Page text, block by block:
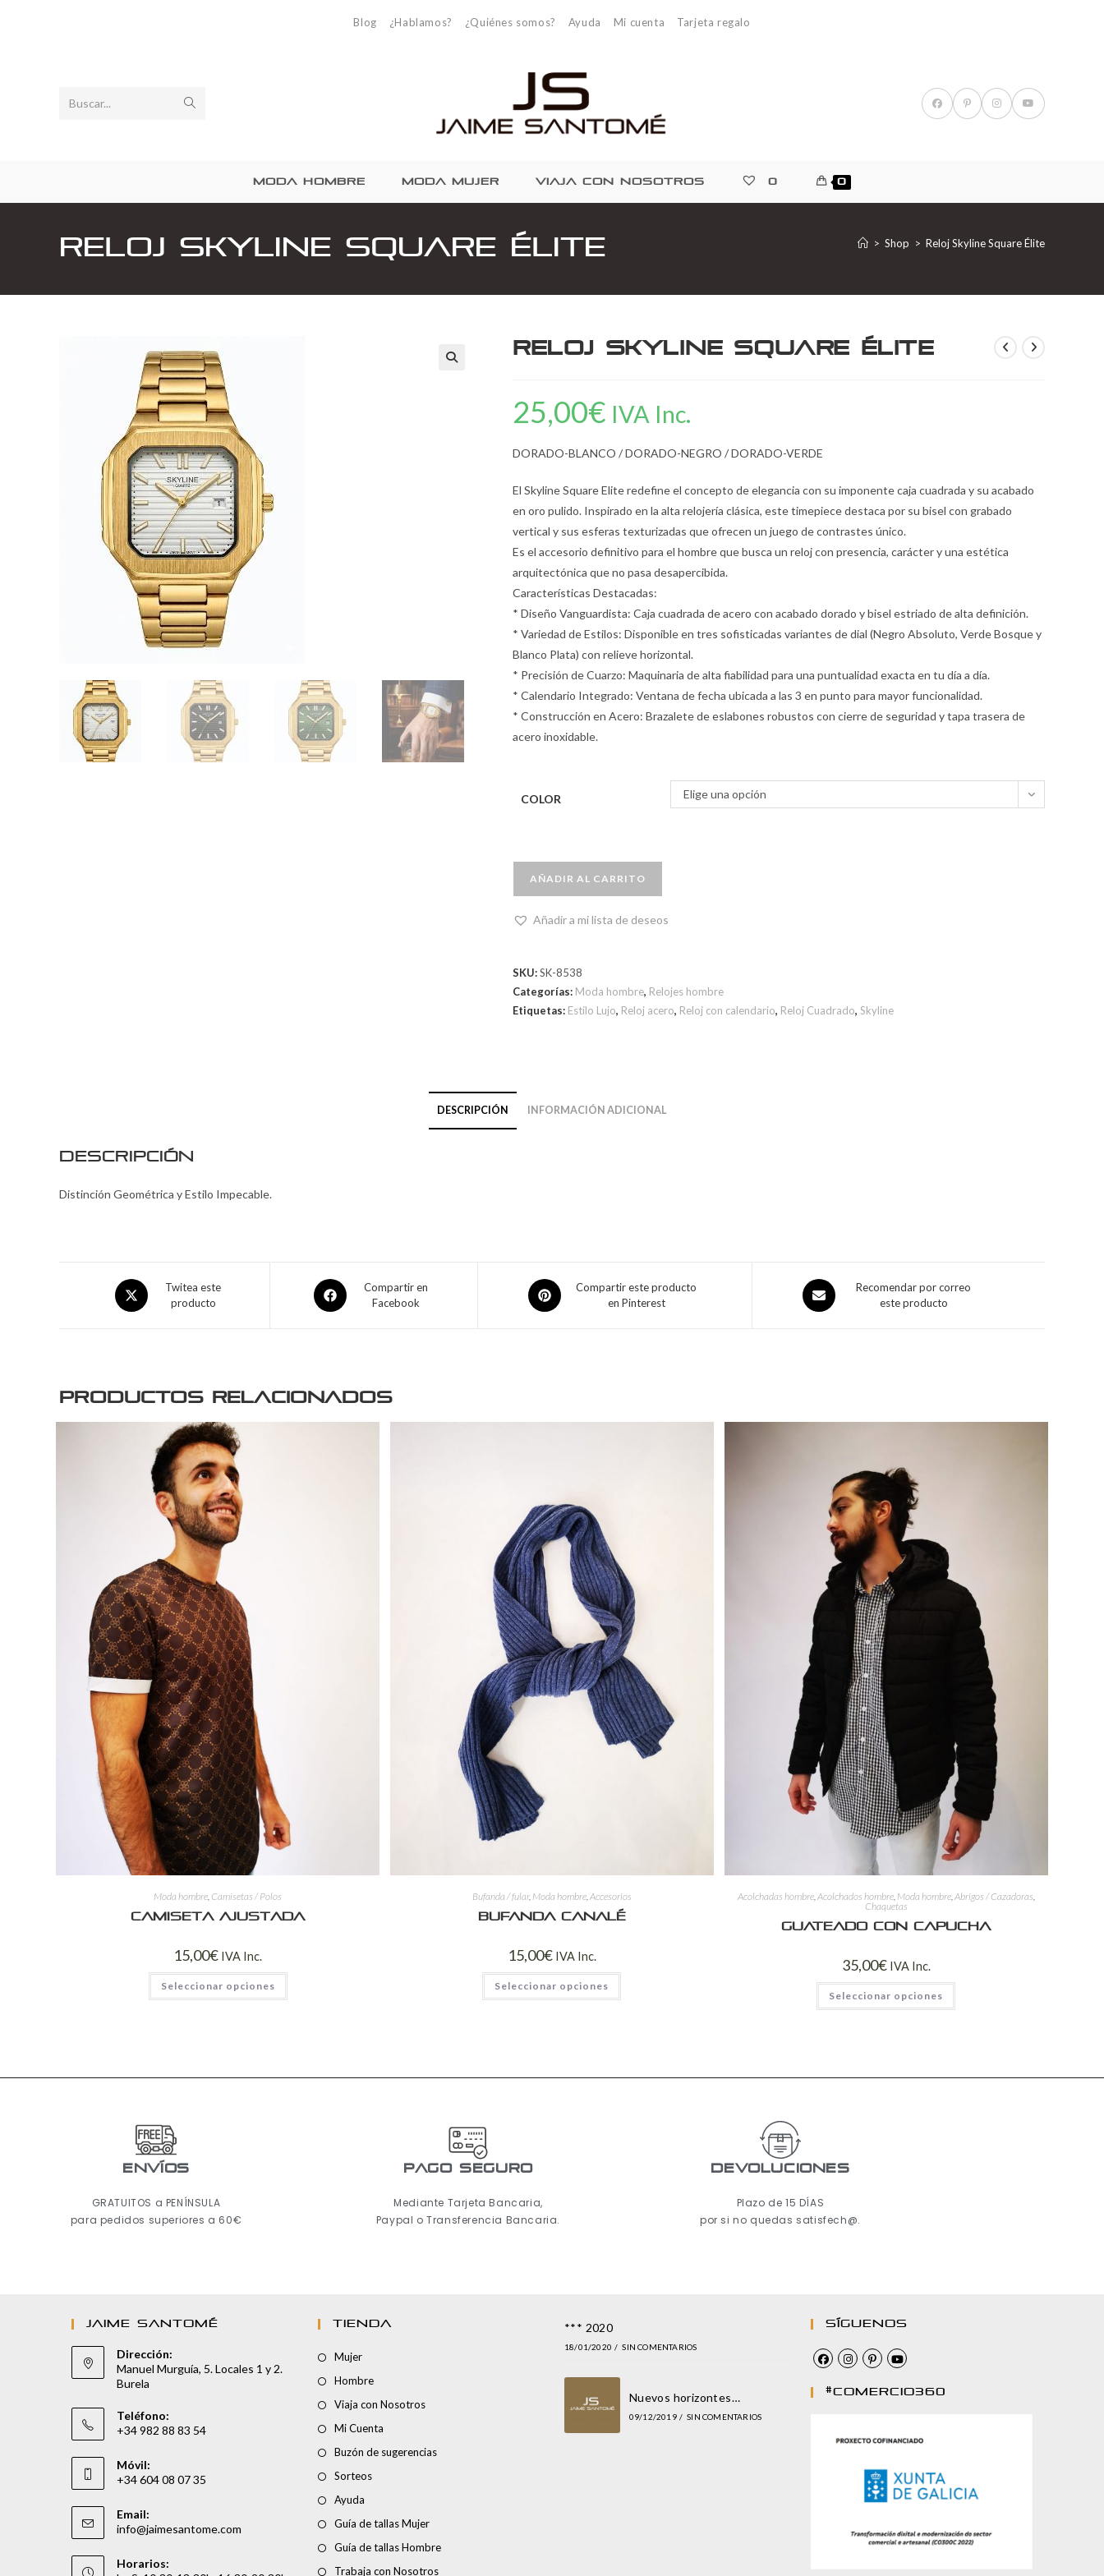
Blog ¿Hablamos? ¿Quiénes somos? Ayuda Mi cuenta Tarjeta regalo
Buscar...
MODA HOMBRE MODA MUJER VIAJA CON NOSOTROS 0 0
Reloj Skyline Square Élite > Shop > Reloj Skyline Square Élite
Reloj Skyline Square Élite
25,00€ IVA Inc.
DORADO-BLANCO / DORADO-NEGRO / DORADO-VERDE
El Skyline Square Elite redefine el concepto de elegancia con su imponente caja cuadrada y su acabado
en oro pulido. Inspirado en la alta relojería clásica, este timepiece destaca por su bisel con grabado
vertical y sus esferas texturizadas que ofrecen un juego de contrastes único.
Es el accesorio definitivo para el hombre que busca un reloj con presencia, carácter y una estética
arquitectónica que no pasa desapercibida.
Características Destacadas:
* Diseño Vanguardista: Caja cuadrada de acero con acabado dorado y bisel estriado de alta definición.
* Variedad de Estilos: Disponible en tres sofisticadas variantes de dial (Negro Absoluto, Verde Bosque y
Blanco Plata) con relieve horizontal.
* Precisión de Cuarzo: Maquinaria de alta fiabilidad para una puntualidad exacta en tu día a día.
* Calendario Integrado: Ventana de fecha ubicada a las 3 en punto para mayor funcionalidad.
* Construcción en Acero: Brazalete de eslabones robustos con cierre de seguridad y tapa trasera de
acero inoxidable.
COLOR Elige una opción
AÑADIR AL CARRITO
Añadir a mi lista de deseos
SKU:SK-8538
Categorías: Moda hombre, Relojes hombre
Etiquetas: Estilo Lujo, Reloj acero, Reloj con calendario, Reloj Cuadrado, Skyline
DESCRIPCIÓN INFORMACIÓN ADICIONAL
Descripción
Distinción Geométrica y Estilo Impecable.
Twitea este
producto
Compartir en
Facebook
Compartir este producto
en Pinterest
Recomendar por correo
este producto
Productos relacionados
Moda hombre Camisetas / Polos
Camiseta ajustada
15,00€ IVA Inc.
Seleccionar opciones
Bufanda / fular, Moda hombre, Accesorios
Bufanda canalé
15,00€ IVA Inc.
Seleccionar opciones
Acolchadas hombre, Acolchados hombre, Moda hombre, Abrigos / Cazadoras
Chaquetas
Guateado con capucha
35,00€ IVA Inc.
Seleccionar opciones
ENVÍOS
GRATUITOS a PENÍNSULA
para pedidos superiores a 60€
pago seguro
Mediante Tarjeta Bancaria,
Paypal o Transferencia Bancaria.
Devoluciones
Plazo de 15 DÍAS
por si no quedas satisfech@.
JAIME SANTOMÉ
Dirección:
Manuel Murguía, 5. Locales 1 y 2.
Burela
Teléfono:
+34 982 88 83 54
Móvil:
+34 604 08 07 35
Email:
info@jaimesantome.com
Horarios:
TIENDA
Mujer
Hombre
Viaja con Nosotros
Mi Cuenta
Buzón de sugerencias
Sorteos
Ayuda
Guía de tallas Mujer
Guía de tallas Hombre
Trabaja con Nosotros
*** 2020
18/01/2020 / SIN COMENTARIOS
Nuevos horizontes…
09/12/2019 / SIN COMENTARIOS
Síguenos
#comercio360